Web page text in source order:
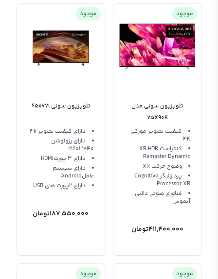
موجود
تلویزیون سونی مدل
75X90K
کیفیت تصویر فورکی
4K
کنتراست XR HDR
Remaster Dynamic
وضوح حرکت XR
پردازشگر Cognitive
Processor XR
فناوری صوتی دالبی
آتموس
411,400,000تومان
موجود
تلویزیون سونی 65x77l
دارای کیفیت تصویر 4k
دارای رزولوشن
21603840
دارای 3 پورتHDMI
دارای سیستم
عاملAndroid
دارای 2پورت های USB
187,550,000تومان
موجود موجود